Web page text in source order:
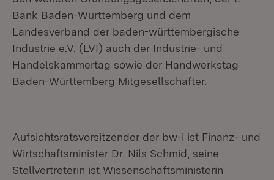
Bank Baden-Württemberg und dem
Landesverband der baden-württembergische
Industrie e.V. (LVI) auch der Industrie- und
Handelskammertag sowie der Handwerkstag
Baden-Württemberg Mitgesellschafter.
Aufsichtsratsvorsitzender der bw-i ist Finanz- und
Wirtschaftsminister Dr. Nils Schmid, seine
Stellvertreterin ist Wissenschaftsministerin